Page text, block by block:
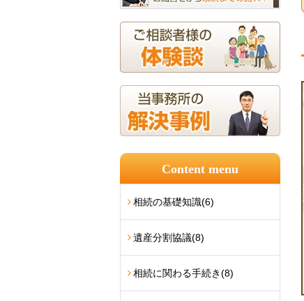
Content menu
相続の基礎知識(6)
遺産分割協議(8)
相続に関わる手続き(8)